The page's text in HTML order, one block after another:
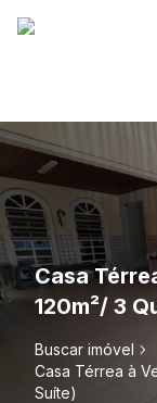
Casa
120m²/ 3
Buscar imóvel
Casa Térrea à
Suíte)